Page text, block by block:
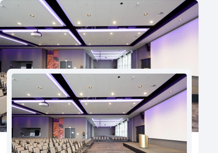
Locatiegids
Meld locatie aan
Nieuws
Reviews (5⭐️)
Contact